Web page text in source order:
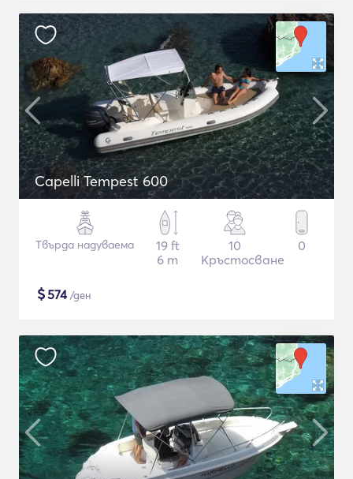
Capelli Tempest 600
Твърда надуваема
19 ft
6 m
10
Кръстосване
0
$574/ден